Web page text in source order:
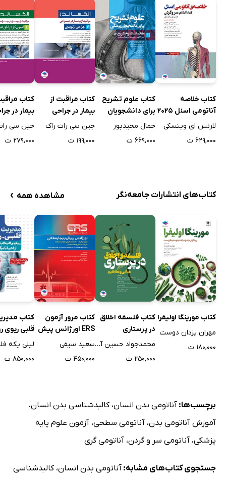
کتاب خلاصه
آناتومی اسنل 2025
لارنس ای وینسکی
۶۲۹,۰۰۰ ت
کتاب علوم تشریح
برای دانشجویان
پزشکی - جلد اول
جمال مجیدپور
۶۶۹,۰۰۰ ت
کتاب مراقبت از
بیمار در جراحی
الکساندر 2019 - جلد
جین سی راث راک
۱۹۹,۰۰۰ ت
کتاب
بیمار در
جین سی
۲۷۹,۰۰۰ ت
کتاب‌های انتشارات جامعه‌نگر مشاهده همه ›
کتاب مورینگا اولیفرا
مهران یزدان دوست
۱۸۰,۰۰۰ ت
کتاب فلسفه اخلاق
در پرستاری
محمدجواد حسین آبادی فراهانی
۲۵۰,۰۰۰ ت
کتاب مرور آزمون
ERS اورژانس پیش
بیمارستانی
سعید سیفی
۴۵۰,۰۰۰ ت
کتاب
قلبی ریوی
گام به
مرگ مغزی
لیلی یکه
۸۵۰,۰۰۰ ت
برچسب‌ها: آناتومی بدن انسان،کالبدشناسی بدن انسان،
آموزش آناتومی بدن، آناتومی سطحی، آزمون علوم پایه
پزشکی، آناتومی سر و گردن، آناتومی گری
جستجوی کتاب‌های مشابه: آناتومی بدن انسان،کالبدشناسی